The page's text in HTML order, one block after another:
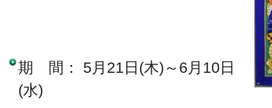
期 間： 5月21日(木)～6月10日
(水)